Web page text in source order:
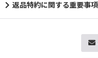
返品特約に関する重要事項